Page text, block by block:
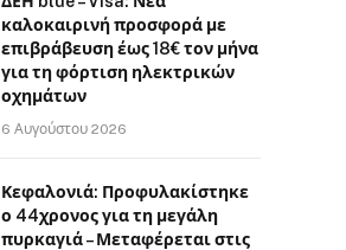
καλοκαιρινή προσφορά με
επιβράβευση έως 18€ τον μήνα
για τη φόρτιση ηλεκτρικών
οχημάτων
6 Αυγούστου 2026
Κεφαλονιά: Προφυλακίστηκε
ο 44χρονος για τη μεγάλη
πυρκαγιά – Μεταφέρεται στις